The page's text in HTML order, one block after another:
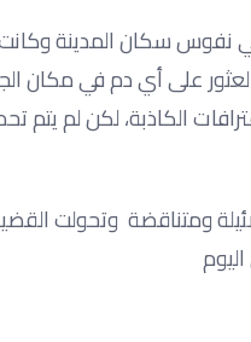
نفوس سكان المدينة
على أي دم في مكان
الكاذبة، لكن لم يتم
شخصاً ، إلا أن الأدلة كانت ضئيلة